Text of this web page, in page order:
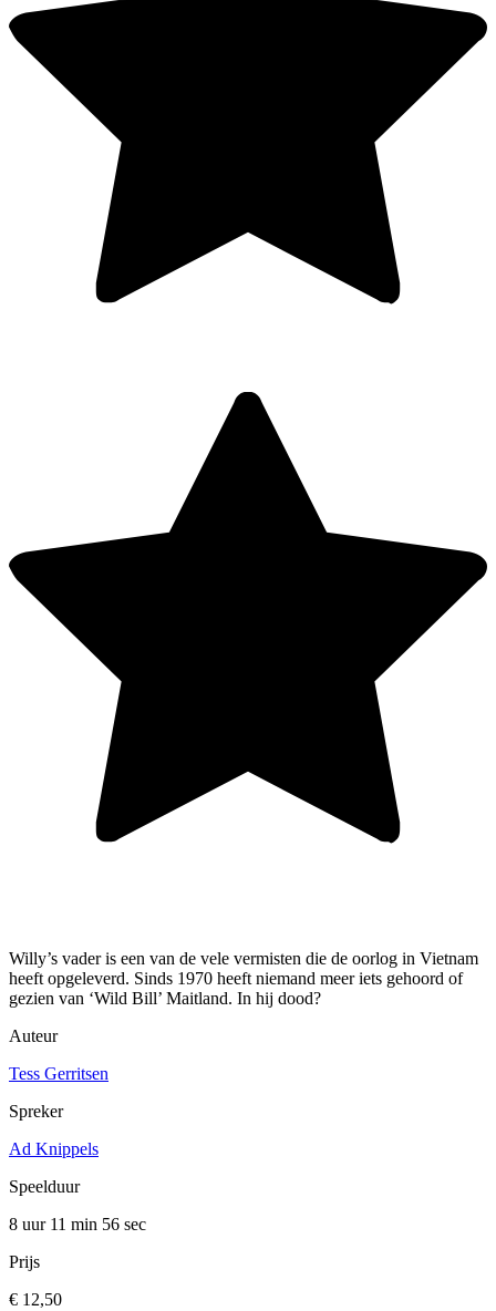
Willy’s vader is een van de vele vermisten die de oorlog in Vietnam
heeft opgeleverd. Sinds 1970 heeft niemand meer iets gehoord of
gezien van ‘Wild Bill’ Maitland. In hij dood?
Auteur
Tess Gerritsen
Spreker
Ad Knippels
Speelduur
8 uur 11 min 56 sec
Prijs
€ 12,50